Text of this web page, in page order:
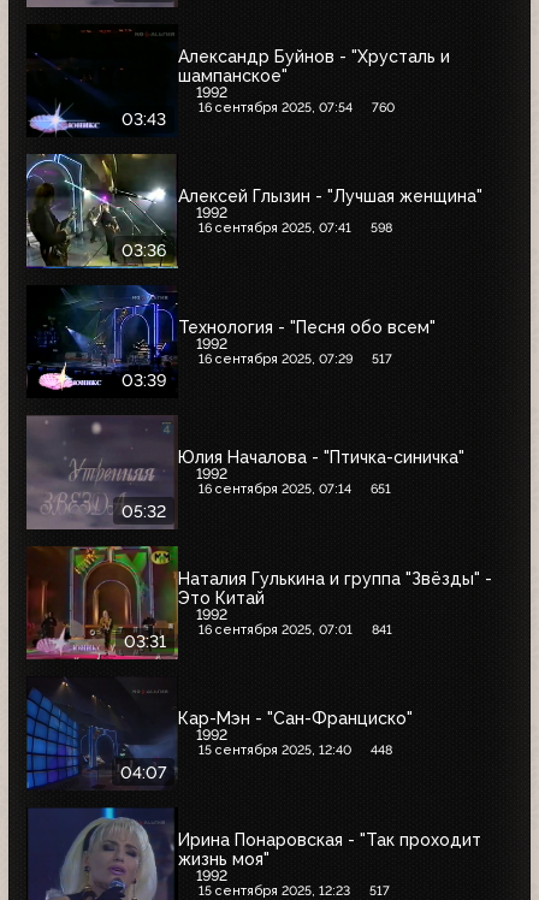
03:43
Александр Буйнов - "Хрусталь и
шампанское"
1992
16 сентября 2025, 07:54 760
03:36
Алексей Глызин - "Лучшая женщина"
1992
16 сентября 2025, 07:41 598
03:39
Технология - "Песня обо всем"
1992
16 сентября 2025, 07:29 517
05:32
Юлия Началова - "Птичка-синичка"
1992
16 сентября 2025, 07:14 651
03:31
Наталия Гулькина и группа "Звёзды" -
Это Китай
1992
16 сентября 2025, 07:01 841
04:07
Кар-Мэн - "Сан-Франциско"
1992
15 сентября 2025, 12:40 448
Ирина Понаровская - "Так проходит
жизнь моя"
1992
15 сентября 2025, 12:23 517